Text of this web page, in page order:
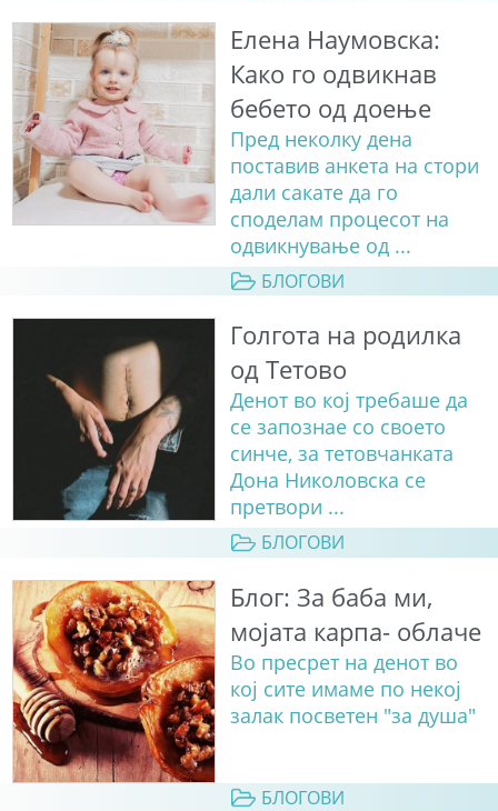
Елена Наумовска:
Како го одвикнав
бебето од доење
Пред неколку дена
поставив анкета на стори
дали сакате да го
споделам процесот на
одвикнување од ...
БЛОГОВИ
Голгота на родилка
од Тетово
Денот во кој требаше да
се запознае со своето
синче, за тетовчанката
Дона Николовска се
претвори ...
БЛОГОВИ
Блог: За баба ми,
мојата карпа- облаче
Во пресрет на денот во
кој сите имаме по некој
залак посветен "за душа"
БЛОГОВИ